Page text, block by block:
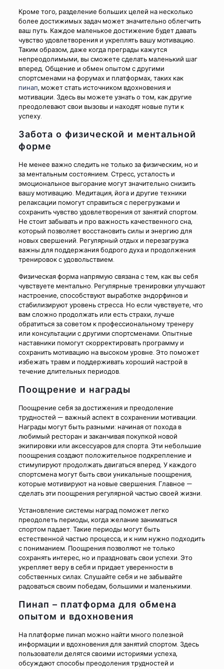
Кроме того, разделение больших целей на несколько
более достижимых задач может значительно облегчить
ваш путь. Каждое маленькое достижение будет давать
чувство удовлетворения и укреплять вашу мотивацию.
Таким образом, даже когда преграды кажутся
непреодолимыми, вы сможете сделать маленький шаг
вперед. Общение и обмен опытом с другими
спортсменами на форумах и платформах, таких как
пинап, может стать источником вдохновения и
мотивации. Здесь вы можете узнать о том, как другие
преодолевают свои вызовы и находят новые пути к
успеху.
Забота о физической и ментальной
форме
Не менее важно следить не только за физическим, но и
за ментальным состоянием. Стресс, усталость и
эмоциональное выгорание могут значительно снизить
вашу мотивацию. Медитация, йога и другие техники
релаксации помогут справиться с перегрузками и
сохранить чувство удовлетворения от занятий спортом.
Не стоит забывать и про важность качественного сна,
который позволяет восстановить силы и энергию для
новых свершений. Регулярный отдых и перезагрузка
важны для поддержания бодрого духа и продолжения
тренировок с удовольствием.
Физическая форма напрямую связана с тем, как вы себя
чувствуете ментально. Регулярные тренировки улучшают
настроение, способствуют выработке эндорфинов и
стабилизируют уровень стресса. Но если чувствуете, что
вам сложно продолжать или есть страхи, лучше
обратиться за советом к профессиональному тренеру
или консультации с другими спортсменами. Опытные
наставники помогут скорректировать программу и
сохранить мотивацию на высоком уровне. Это поможет
избежать травм и поддерживать хороший настрой в
течение длительных периодов.
Поощрение и награды
Поощрение себя за достижения и преодоление
трудностей — важный аспект в сохранении мотивации.
Награды могут быть разными: начиная от похода в
любимый ресторан и заканчивая покупкой новой
экипировки или аксессуаров для спорта. Эти небольшие
поощрения создают положительное подкрепление и
стимулируют продолжать двигаться вперед. У каждого
спортсмена могут быть свои уникальные поощрения,
которые мотивируют на новые свершения. Главное —
сделать эти поощрения регулярной частью своей жизни.
Установление системы наград поможет легко
преодолеть периоды, когда желание заниматься
спортом падает. Такие периоды могут быть
естественной частью процесса, и к ним нужно подходить
с пониманием. Поощрения позволяют не только
сохранять интерес, но и праздновать свои успехи. Это
укрепляет веру в себя и придает уверенности в
собственных силах. Слушайте себя и не забывайте
радоваться своим победам, большими и маленькими.
Пинап – платформа для обмена
опытом и вдохновения
На платформе пинап можно найти много полезной
информации и вдохновения для занятий спортом. Здесь
пользователи делятся своими историями успеха,
обсуждают способы преодоления трудностей и